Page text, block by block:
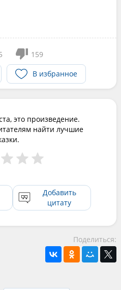
159
В избранное
это произведение.
найти лучшие
Добавить
цитату
Поделиться: